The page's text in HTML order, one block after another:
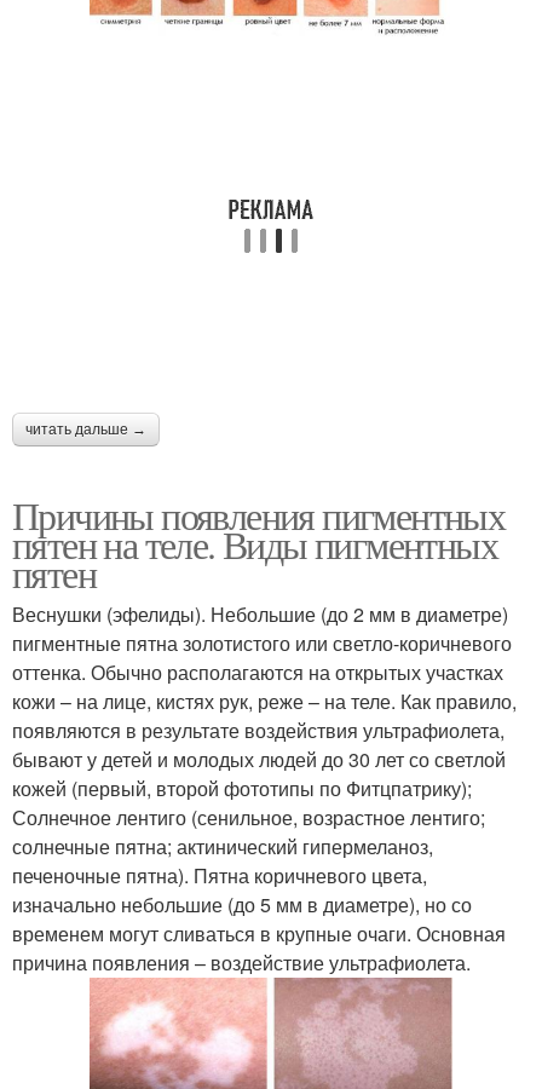
читать дальше →
Причины появления пигментных
пятен на теле. Виды пигментных
пятен
Веснушки (эфелиды). Небольшие (до 2 мм в диаметре)
пигментные пятна золотистого или светло-коричневого
оттенка. Обычно располагаются на открытых участках
кожи – на лице, кистях рук, реже – на теле. Как правило,
появляются в результате воздействия ультрафиолета,
бывают у детей и молодых людей до 30 лет со светлой
кожей (первый, второй фототипы по Фитцпатрику);
Солнечное лентиго (сенильное, возрастное лентиго;
солнечные пятна; актинический гипермеланоз,
печеночные пятна). Пятна коричневого цвета,
изначально небольшие (до 5 мм в диаметре), но со
временем могут сливаться в крупные очаги. Основная
причина появления – воздействие ультрафиолета.